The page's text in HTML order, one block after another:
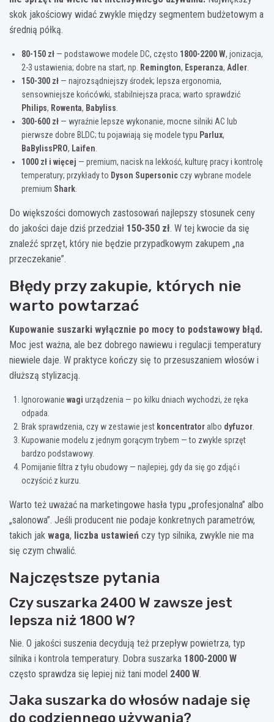
skok jakościowy widać zwykle między segmentem budżetowym a
średnią półką.
80-150 zł — podstawowe modele DC, często 1800-2200 W, jonizacja,
2-3 ustawienia; dobre na start, np.
Remington, Esperanza, Adler
150-300 zł — najrozsądniejszy środek; lepsza ergonomia,
sensowniejsze końcówki, stabilniejsza praca; warto sprawdzić
Philips, Rowenta, Babyliss
300-600 zł — wyraźnie lepsze wykonanie, mocne silniki AC lub
pierwsze dobre BLDC; tu pojawiają się modele typu Parlux,
BaBylissPRO, Laifen
1000 zł i więcej — premium, nacisk na lekkość, kulturę pracy i kontrolę
temperatury; przykłady to Dyson Supersonicczy wybrane modele
premium Shark
Do większości domowych zastosowań najlepszy stosunek ceny
do jakości daje dziś przedział 150-350 zł. W tej kwocie da się
znaleźć sprzęt, który nie będzie przypadkowym zakupem „na
przeczekanie”.
Błędy przy zakupie, których nie
warto powtarzać
Kupowanie suszarki wyłącznie po mocy to podstawowy błąd.
Moc jest ważna, ale bez dobrego nawiewu i regulacji temperatury
niewiele daje. W praktyce kończy się to przesuszaniem włosów i
dłuższą stylizacją.
Ignorowanie wagi urządzenia — po kilku dniach wychodzi, że ręka
odpada.
Brak sprawdzenia, czy w zestawie jest koncentratoralbo dyfuzor
Kupowanie modelu z jednym gorącym trybem — to zwykle sprzęt
bardzo podstawowy.
Pomijanie filtra z tyłu obudowy — najlepiej, gdy da się go zdjąć i
oczyścić z kurzu.
Warto też uważać na marketingowe hasła typu „profesjonalna” albo
„salonowa”. Jeśli producent nie podaje konkretnych parametrów,
takich jak waga, liczba ustawień czy typ silnika, zwykle nie ma
się czym chwalić.
Najczęstsze pytania
Czy suszarka 2400 W zawsze jest
lepsza niż 1800 W?
Nie. O jakości suszenia decydują też przepływ powietrza, typ
silnika i kontrola temperatury. Dobra suszarka 1800-2000 W
często sprawdza się lepiej niż tani model 2400 W.
Jaka suszarka do włosów nadaje się
do codziennego używania?